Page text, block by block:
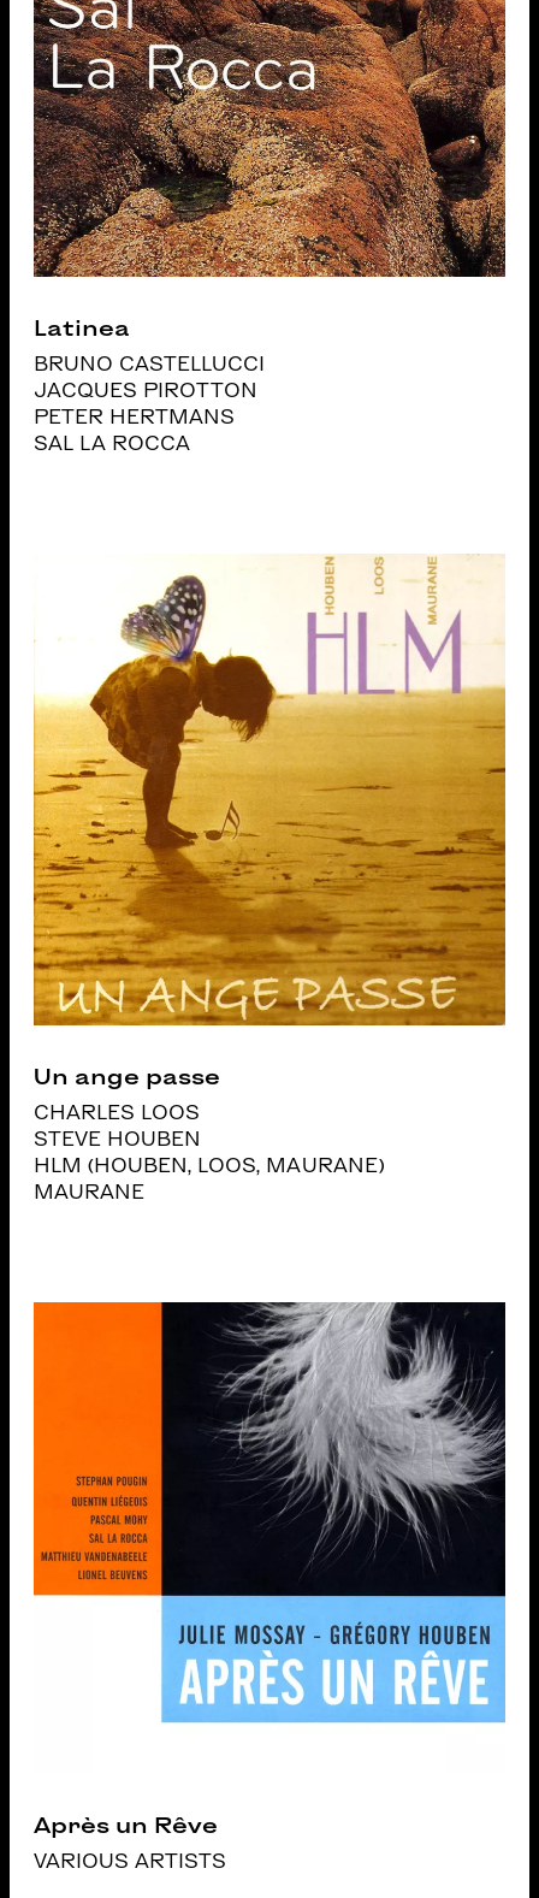
Latinea
BRUNO CASTELLUCCI
JACQUES PIROTTON
PETER HERTMANS
SAL LA ROCCA
Un ange passe
CHARLES LOOS
STEVE HOUBEN
HLM (HOUBEN, LOOS, MAURANE)
MAURANE
Après un Rêve
VARIOUS ARTISTS